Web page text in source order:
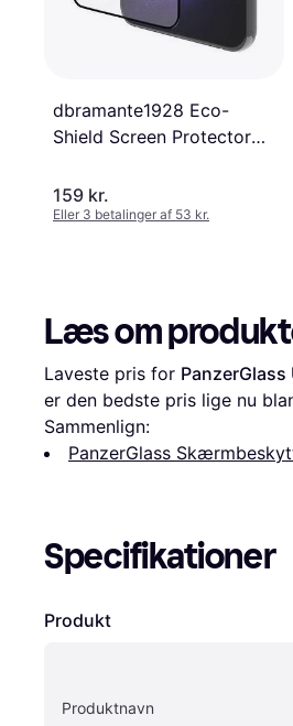
dbramante1928 Eco-
Shield Screen Protector
159 kr.
Eller 3 betalinger af 53 kr.
Læs om
Laveste pris for
er den bedste pris lige nu
Sammenlign:
PanzerGlass
Specifikationer
Produkt
Produktnavn